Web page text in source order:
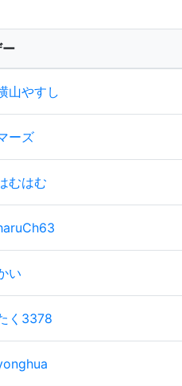
山やすし
ーズ
むはむ
い
く3378